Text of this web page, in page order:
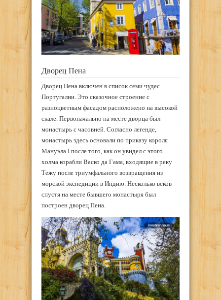
Дворец Пена
Дворец Пена включен в список семи чудес
Португалии. Это сказочное строение с
разноцветным фасадом расположено на высокой
скале. Первоначально на месте дворца был
монастырь с часовней. Согласно легенде,
монастырь здесь основали по приказу короля
Мануэла I после того, как он увидел с этого
холма корабли Васко да Гама, входящие в реку
Тежу после триумфального возвращения из
морской экспедиции в Индию. Несколько веков
спустя на месте бывшего монастыря был
построен дворец Пена.